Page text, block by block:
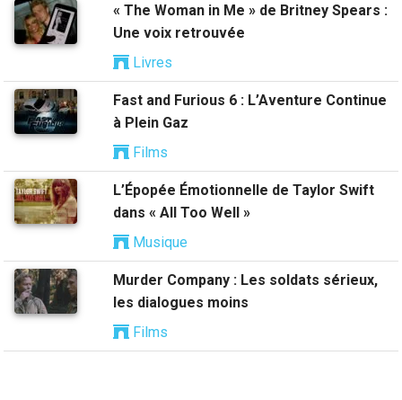
« The Woman in Me » de Britney Spears :
Une voix retrouvée
Livres
Fast and Furious 6 : L’Aventure Continue
à Plein Gaz
Films
L’Épopée Émotionnelle de Taylor Swift
dans « All Too Well »
Musique
Murder Company : Les soldats sérieux,
les dialogues moins
Films